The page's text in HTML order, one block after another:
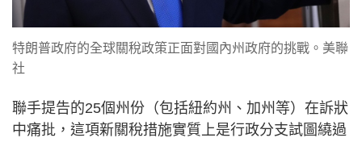
特朗普政府的全球關稅政策正面對國內州政府的挑戰。美聯
社
聯手提告的25個州份（包括紐約州、加州等）在訴狀
中痛批，這項新關稅措施實質上是行政分支試圖繞過